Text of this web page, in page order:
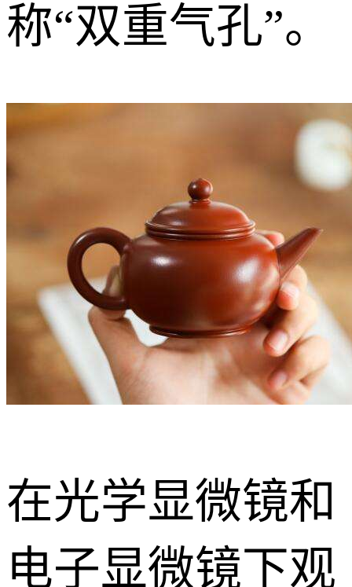
称“双重气孔”。
在光学显微镜和
电子显微镜下观